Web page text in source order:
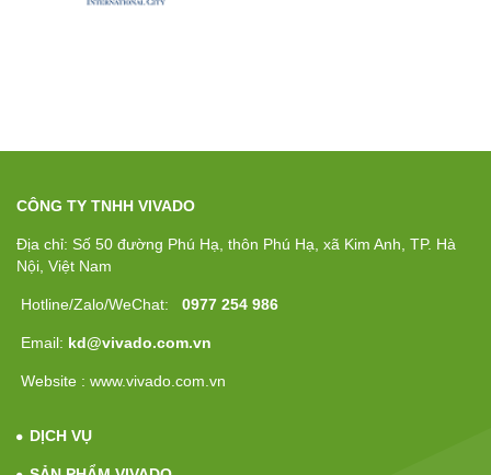
CÔNG TY TNHH VIVADO
Địa chỉ: Số 50 đường Phú Hạ, thôn Phú Hạ, xã Kim Anh, TP. Hà
Nội, Việt Nam
Hotline/Zalo/WeChat: 0977 254 986
Email: kd@vivado.com.vn
Website : www.vivado.com.vn
DỊCH VỤ